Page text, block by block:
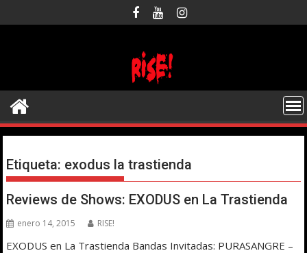
al
Etiqueta: exodus la trastienda
Reviews de Shows: EXODUS en La Trastienda
enero 14, 2015 RISE!
EXODUS en La Trastienda Bandas Invitadas: PURASANGRE –